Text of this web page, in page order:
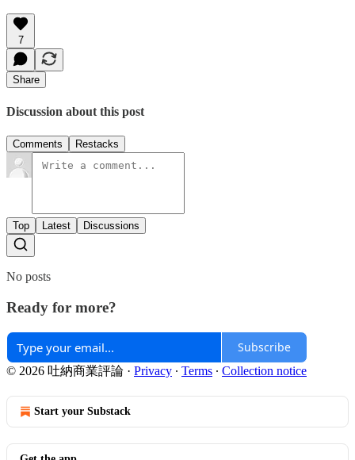
7
Share
Discussion about this post
Comments Restacks
Top Latest Discussions
No posts
Ready for more?
Subscribe
© 2026 吐納商業評論 · Privacy ∙ Terms ∙ Collection notice
Start your Substack